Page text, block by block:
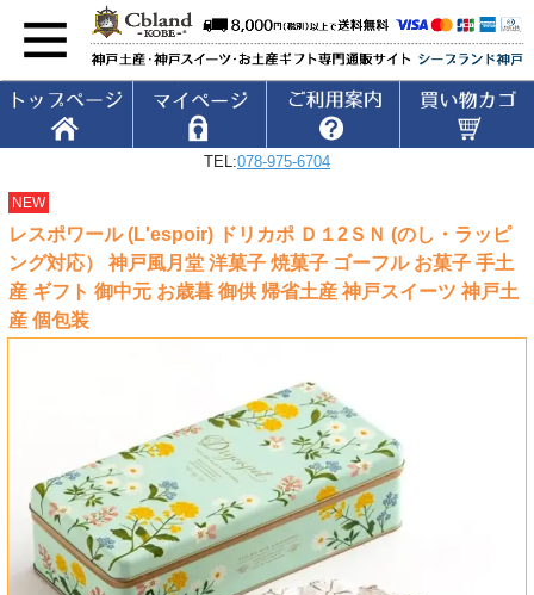
TEL:078-975-6704
NEW
レスポワール (L'espoir) ドリカポ Ｄ１2ＳＮ (のし・ラッピ
ング対応） 神戸風月堂 洋菓子 焼菓子 ゴーフル お菓子 手土
産 ギフト 御中元 お歳暮 御供 帰省土産 神戸スイーツ 神戸土
産 個包装